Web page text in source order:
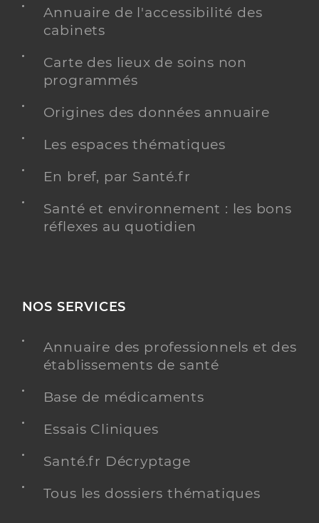
Annuaire de l'accessibilité des
cabinets
Carte des lieux de soins non
programmés
Origines des données annuaire
Les espaces thématiques
En bref, par Santé.fr
Santé et environnement : les bons
réflexes au quotidien
NOS SERVICES
Annuaire des professionnels et des
établissements de santé
Base de médicaments
Essais Cliniques
Santé.fr Décryptage
Tous les dossiers thématiques